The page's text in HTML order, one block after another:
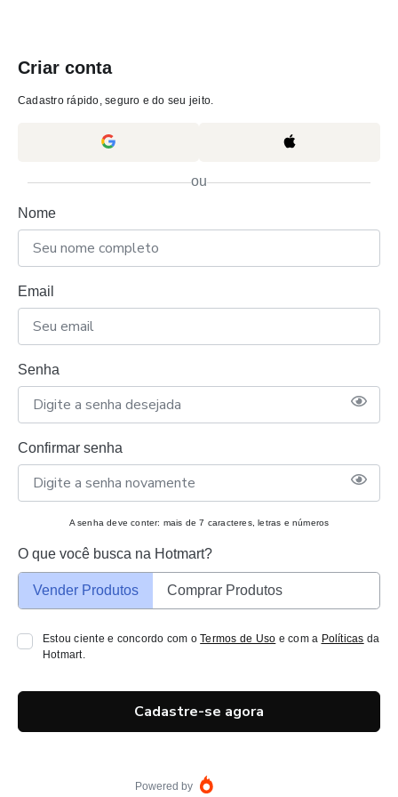
Criar conta
Cadastro rápido, seguro e do seu jeito.
ou
Nome
Email
Senha
Confirmar senha
A senha deve conter: mais de 7 caracteres, letras e números
O que você busca na Hotmart?
Vender Produtos Comprar Produtos
Estou ciente e concordo com oTermos de Uso e com a Políticas da
Hotmart.
Cadastre-se agora
Powered by